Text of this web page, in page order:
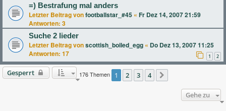
=) Bestrafung mal anders
Letzter Beitrag vonfootballstar_#45 « Fr Dez 14, 2007 21:59
Antworten: 3
Suche 2 lieder
Letzter Beitrag vonscottish_boiled_egg « Do Dez 13, 2007 11:25
Antworten: 17 1 2
Gesperrt 176 Themen 1 2 3 4
Gehe zu